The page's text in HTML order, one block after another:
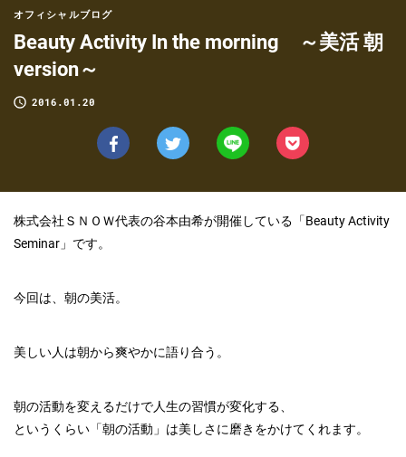
オフィシャルブログ
Beauty Activity In the morning ～美活 朝
version～
2016.01.20
株式会社ＳＮＯＷ代表の谷本由希が開催している「Beauty Activity
Seminar」です。
今回は、朝の美活。
美しい人は朝から爽やかに語り合う。
朝の活動を変えるだけで人生の習慣が変化する、
というくらい「朝の活動」は美しさに磨きをかけてくれます。